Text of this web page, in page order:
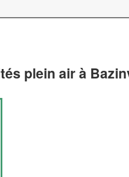
plein air à